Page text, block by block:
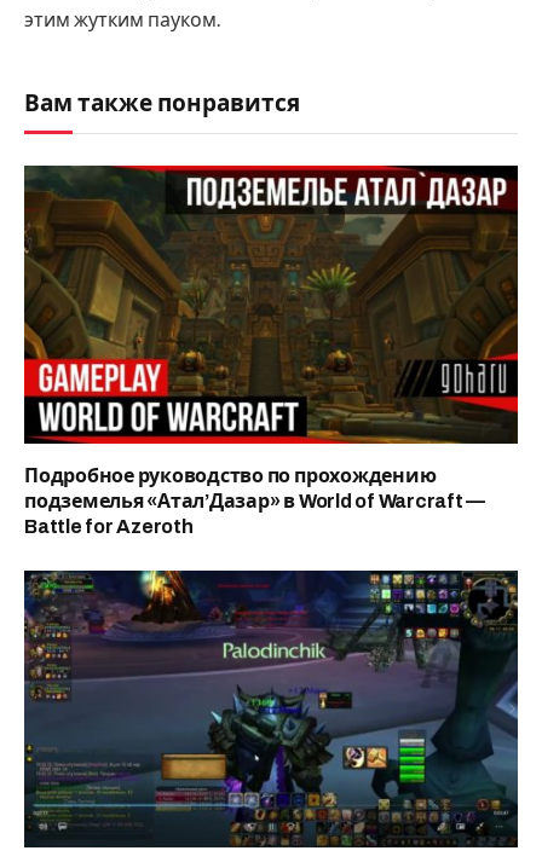
этим жутким пауком.
Вам также понравится
Подробное руководство по прохождению
подземелья «Атал’Дазар» в World of Warcraft —
Battle for Azeroth